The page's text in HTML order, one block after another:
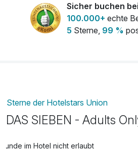
**Inklusivleistungen der
- 1x Eintritt in den Fohlenhof Ebbs
- inkl. Ganzjährige Aktivprogramme
Sicher buchen
100.000+ echte
5 Sterne, 99 %
Sterne der Hotelstars Union
DAS SIEBEN - Adults
Hunde im Hotel nicht erlaubt